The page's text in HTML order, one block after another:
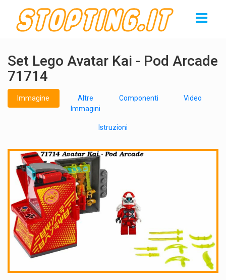
Set Lego Avatar Kai - Pod Arcade
71714
Immagine
Altre
Immagini
Componenti Video
Istruzioni